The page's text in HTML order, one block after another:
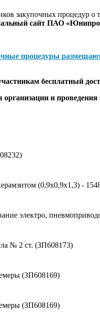
закупочных процедур
сайт ПАО
процедуры
бесплатный
организации и
(0,9х0,9х1,3) -
электро,
№ 2 ст. (ЗП608173)
(ЗП608169)
(ЗП608169)